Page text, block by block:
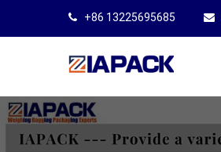
+86 13225695685